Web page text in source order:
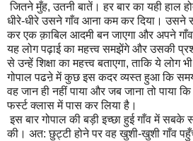
जितने मुँह,उतनी बातें। हर बार का यही हाल
धीरे-धीरे उसने गाँव आना कम कर दिया। उसने
कर एकक़ाबिल आदमी बन जाएगा और अपने
यह लोग पढ़ाई का महत्त्व समझेंगे और उसकी
से उन्हें शिक्षा का महत्त्व बताएगा,ताकि ये लोग
गोपाल पढऩे में कुछ इस कदर व्यस्त हुआ कि
वह जान ही नहीं पाया और जब जाना तो पाया
फर्स्टक्लास में पास कर लिया है।
इस बार गोपाल की बड़ी इच्छा हुई गाँव में
की। अत: छुट्टी होने पर वह खुशी-खुशी गाँव